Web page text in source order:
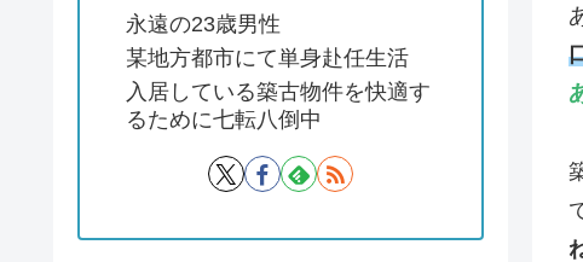
永遠の23歳男性
某地方都市にて単身赴任生活
入居している築古物件を快適す
るために七転八倒中